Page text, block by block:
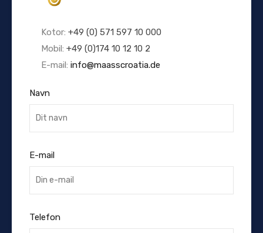
Kotor: +49 (0) 571 597 10 000
Mobil: +49 (0)174 10 12 10 2
E-mail: info@maasscroatia.de
Navn
E-mail
Telefon